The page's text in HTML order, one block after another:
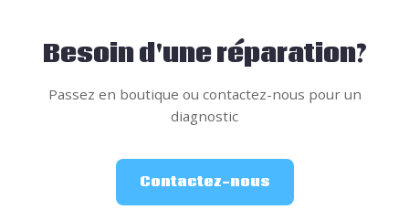
Besoin d'une réparation?
Passez en boutique ou contactez-nous pour un
diagnostic
Contactez-nous